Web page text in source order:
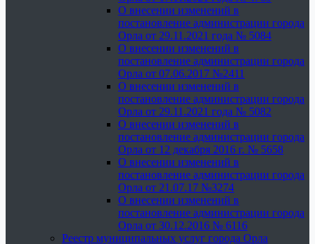
О внесении изменений в
постановление администрации города
Орла от 29.11.2021 года № 5084
О внесении изменений в
постановление администрации города
Орла от 07.06.2017 №2411
О внесении изменений в
постановление администрации города
Орла от 29.11.2021 года № 5082
О внесении изменений в
постановление администрации города
Орла от 12 декабря 2016 г. № 5658
О внесении изменений в
постановление администрации города
Орла от 21.07.17 №3274
О внесении изменений в
постановление администрации города
Орла от 30.12.2016 № 6116
Реестр муниципальных услуг города Орла